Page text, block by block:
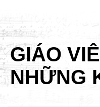
GIÁO
NHỮNG